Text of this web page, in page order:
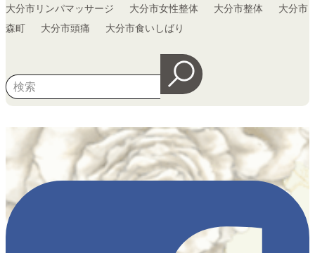
大分市リンパマッサージ 大分市女性整体 大分市整体
大分市
森町
大分市頭痛 大分市食いしばり